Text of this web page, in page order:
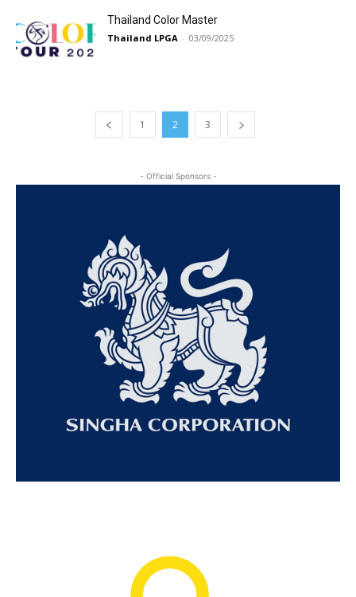
Thailand Color Master
Thailand LPGA - 03/09/2025
1 2 3
- Official Sponsors -